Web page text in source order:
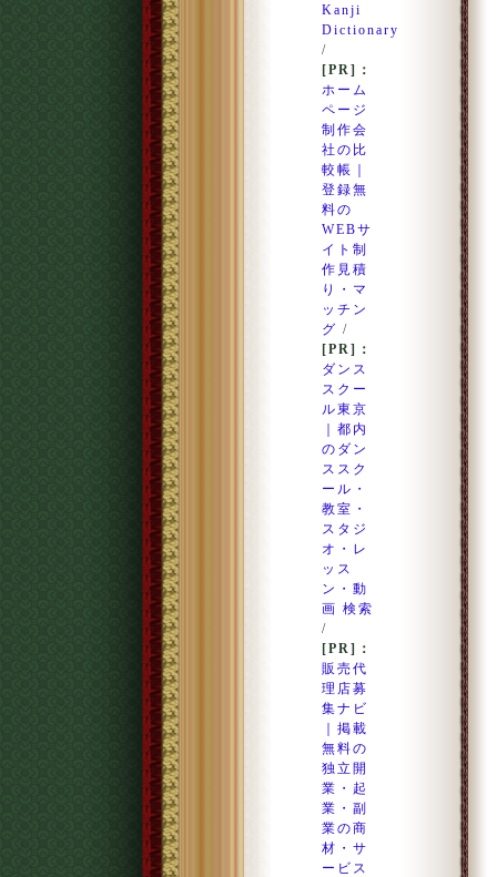
Kanji
Dictionary
/
[PR]：
ホーム
ページ
制作会
社の比
較帳｜
登録無
料の
WEBサ
イト制
作見積
り・マ
ッチン
グ /
[PR]：
ダンス
スクー
ル東京
｜都内
のダン
ススク
ール・
教室・
スタジ
オ・レ
ッス
ン・動
画 検索
/
[PR]：
販売代
理店募
集ナビ
｜掲載
無料の
独立開
業・起
業・副
業の商
材・サ
ービス